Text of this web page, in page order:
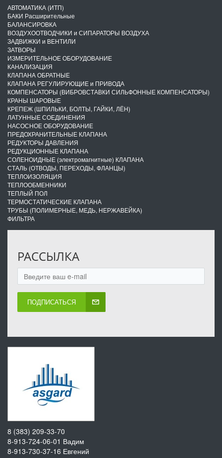
АВТОМАТИКА (ИТП)
БАКИ Расширительные
БАЛАНСИРОВКА
ВОЗДУХООТВОДЧИКИ и СИПАРАТОРЫ ВОЗДУХА
ЗАДВИЖКИ и ВЕНТИЛИ
ЗАТВОРЫ
ИЗМЕРИТЕЛЬНОЕ ОБОРУДОВАНИЕ
КАНАЛИЗАЦИЯ
КЛАПАНА ОБРАТНЫЕ
КЛАПАНА РЕГУЛИРУЮЩИЕ и ПРИВОДА
КОМПЕНСАТОРЫ (ВИБРОВСТАВКИ СИЛЬФОННЫЕ КОМПЕНСАТОРЫ)
КРАНЫ ШАРОВЫЕ
КРЕПЕЖ (ШПИЛЬКИ, БОЛТЫ, ГАЙКИ, ЛЁН)
ЛАТУННЫЕ СОЕДИНЕНИЯ
НАСОСНОЕ ОБОРУДОВАНИЕ
ПРЕДОХРАНИТЕЛЬНЫЕ КЛАПАНА
РЕДУКТОРЫ ДАВЛЕНИЯ
РЕДУКЦИОННЫЕ КЛАПАНА
СОЛЕНОИДНЫЕ (электромагнитные) КЛАПАНА
СТАЛЬ (ОТВОДЫ, ПЕРЕХОДЫ, ФЛАНЦЫ)
ТЕПЛОИЗОЛЯЦИЯ
ТЕПЛООБМЕННИКИ
ТЕПЛЫЙ ПОЛ
ТЕРМОСТАТИЧЕСКИЕ КЛАПАНА
ТРУБЫ (ПОЛИМЕРНЫЕ, МЕДЬ, НЕРЖАВЕЙКА)
ФИЛЬТРА
РАССЫЛКА
ПОДПИСАТЬСЯ
8 (383) 209-33-70
8-913-724-06-01 Вадим
8-913-730-37-16 Евгений